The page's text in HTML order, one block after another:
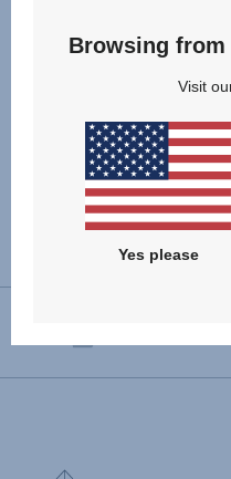
Browsing from
Visit
Yes please